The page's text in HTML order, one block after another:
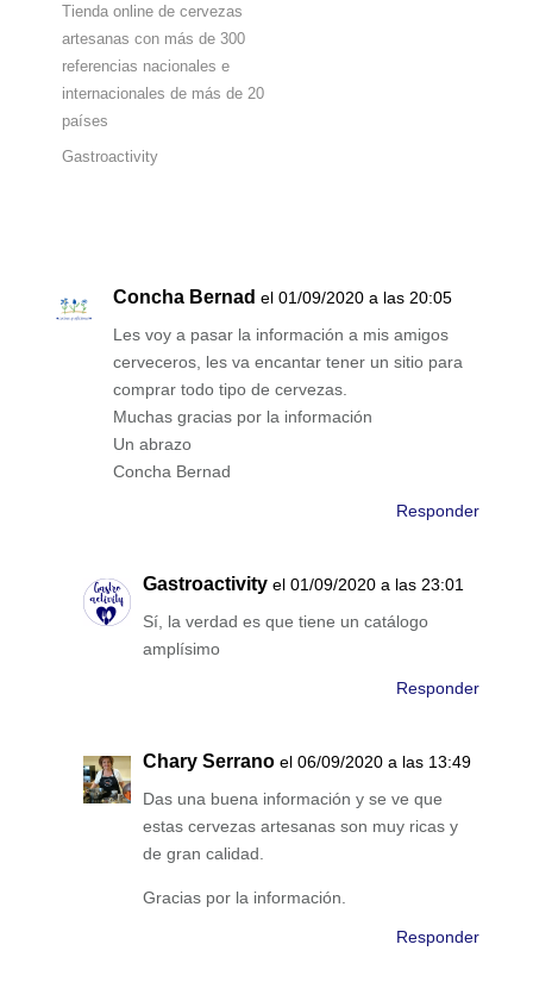
Tienda online de cervezas
artesanas con más de 300
referencias nacionales e
internacionales de más de 20
países
Gastroactivity
Concha Bernad el 01/09/2020 a las 20:05
Les voy a pasar la información a mis amigos
cerveceros, les va encantar tener un sitio para
comprar todo tipo de cervezas.
Muchas gracias por la información
Un abrazo
Concha Bernad
Responder
Gastroactivity el 01/09/2020 a las 23:01
Sí, la verdad es que tiene un catálogo
amplísimo
Responder
Chary Serrano el 06/09/2020 a las 13:49
Das una buena información y se ve que
estas cervezas artesanas son muy ricas y
de gran calidad.
Gracias por la información.
Responder